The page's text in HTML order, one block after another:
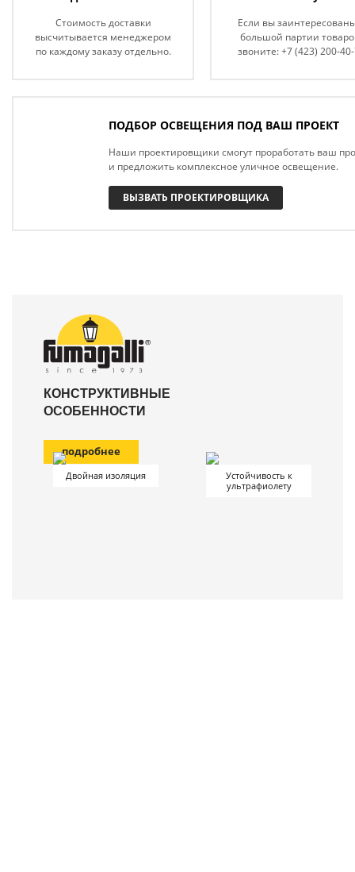
Стоимость доставки
высчитывается менеджером
по каждому заказу отдельно.
Если вы
большой партии
звоните: +7 (423) 200-
ПОДБОР ОСВЕЩЕНИЯ ПОД ВАШ ПРОЕКТ
Наши проектировщики смогут проработать ваш
и предложить комплексное уличное освещение.
ВЫЗВАТЬ ПРОЕКТИРОВЩИКА
КОНСТРУКТИВНЫЕ
ОСОБЕННОСТИ
подробнее
Двойная изоляция
Устойчивость к
ультрафиолету